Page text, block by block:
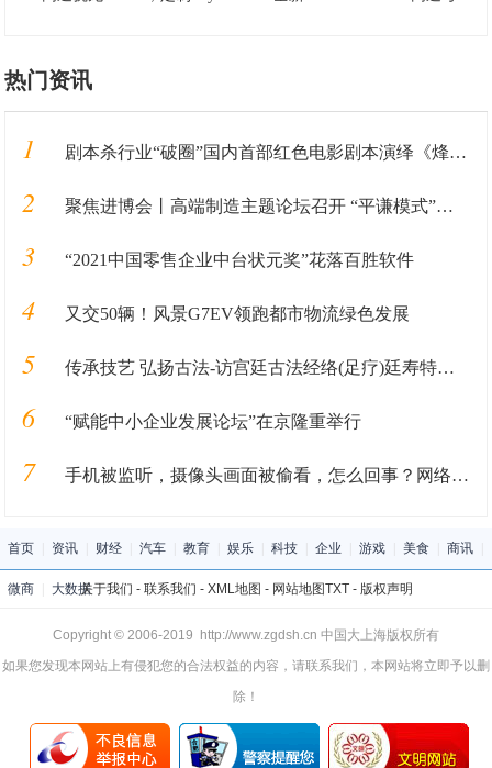
热门资讯
1 剧本杀行业“破圈”国内首部红色电影剧本演绎《烽火末班车》发布
2 聚焦进博会丨高端制造主题论坛召开 “平谦模式”引关注
3 “2021中国零售企业中台状元奖”花落百胜软件
4 又交50辆！风景G7EV领跑都市物流绿色发展
5 传承技艺 弘扬古法-访宫廷古法经络(足疗)廷寿特级大师姚天明
6 “赋能中小企业发展论坛”在京隆重举行
7 手机被监听，摄像头画面被偷看，怎么回事？网络安全日“黑客秀”告诉你
首页 资讯 财经 汽车 教育 娱乐 科技 企业 游戏 美食 商讯
微商 大数据关于我们 - 联系我们 - XML地图 - 网站地图TXT- 版权声明
Copyright © 2006-2019 http://www.zgdsh.cn 中国大上海版权所有
如果您发现本网站上有侵犯您的合法权益的内容，请联系我们，本网站将立即予以删
除！